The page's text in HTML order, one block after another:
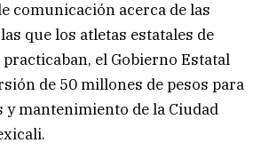
comunicación acerca de las
que los atletas estatales de
el Gobierno Estatal
de 50 millones de pesos para
y mantenimiento de la Ciudad